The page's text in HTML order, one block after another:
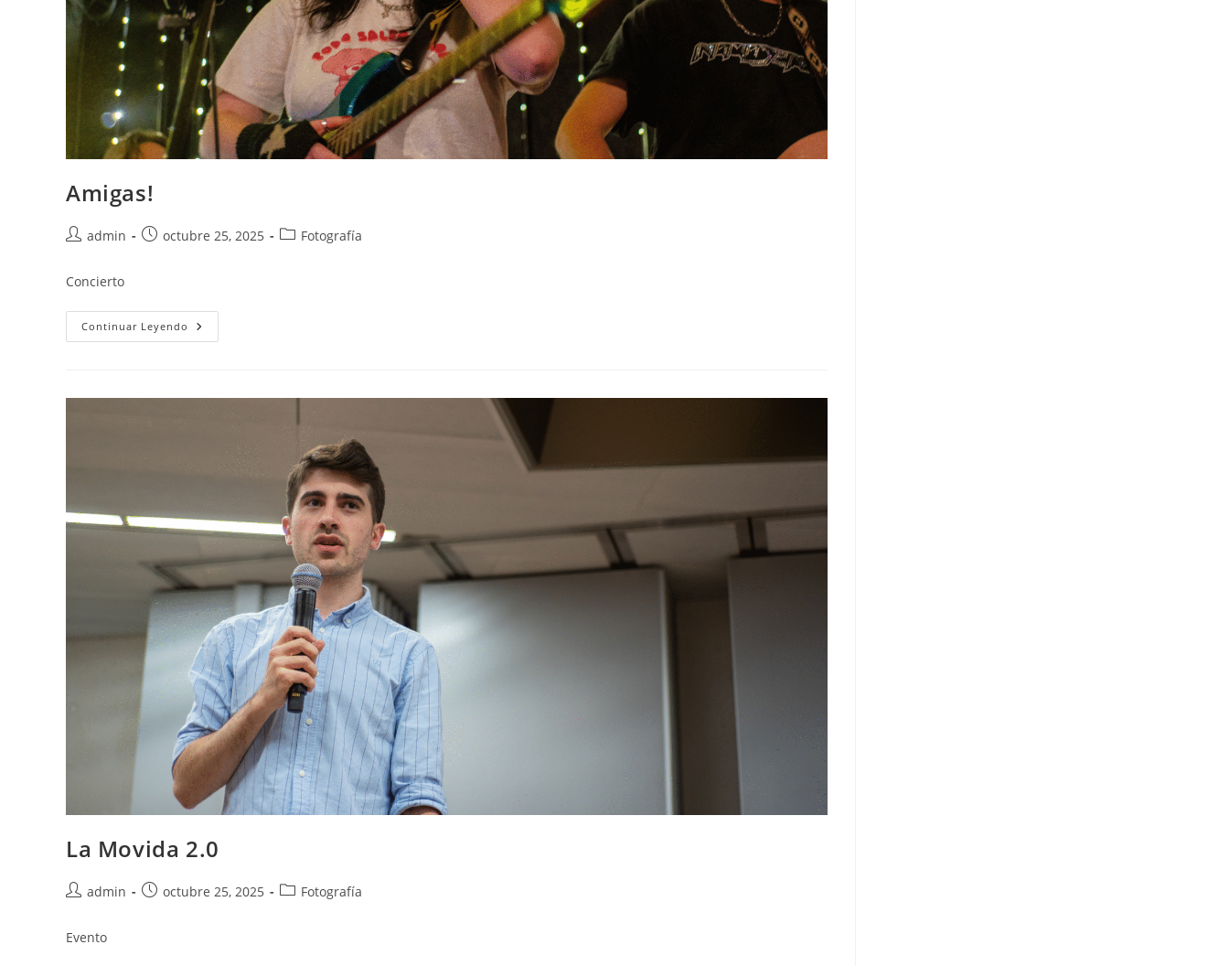
Amigas!
admin octubre 25, 2025 Fotografía
Concierto
Continuar Leyendo
La Movida 2.0
admin octubre 25, 2025 Fotografía
Evento